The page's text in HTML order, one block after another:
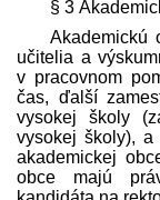
§ 3
Akademickú
učitelia a
v pracovnom
čas, ďalší
vysokej školy
vysokej školy), a
akademickej
obce majú